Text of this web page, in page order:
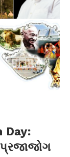
Day: